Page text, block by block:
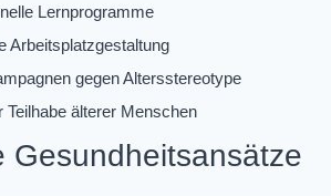
Lernprogramme
Arbeitsplatzgestaltung
gegen Altersstereotype
Teilhabe älterer Menschen
Gesundheitsansätze